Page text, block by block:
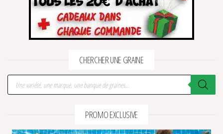
CHERCHER UNE GRAINE
Recherche de produits
PROMO EXCLUSIVE